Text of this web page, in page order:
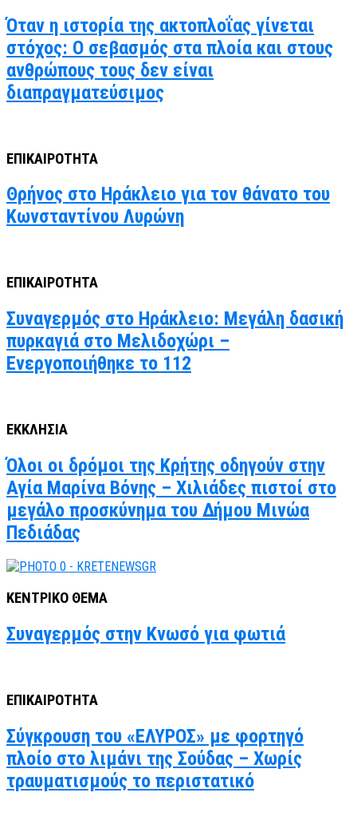
Όταν η ιστορία της ακτοπλοΐας γίνεται
στόχος: Ο σεβασμός στα πλοία και στους
ανθρώπους τους δεν είναι
διαπραγματεύσιμος
ΕΠΙΚΑΙΡΟΤΗΤΑ
Θρήνος στο Ηράκλειο για τον θάνατο του
Κωνσταντίνου Λυρώνη
ΕΠΙΚΑΙΡΟΤΗΤΑ
Συναγερμός στο Ηράκλειο: Μεγάλη δασική
πυρκαγιά στο Μελιδοχώρι –
Ενεργοποιήθηκε το 112
ΕΚΚΛΗΣΙΑ
Όλοι οι δρόμοι της Κρήτης οδηγούν στην
Αγία Μαρίνα Βόνης – Χιλιάδες πιστοί στο
μεγάλο προσκύνημα του Δήμου Μινώα
Πεδιάδας
ΚΕΝΤΡΙΚΟ ΘΕΜΑ
Συναγερμός στην Κνωσό για φωτιά
ΕΠΙΚΑΙΡΟΤΗΤΑ
Σύγκρουση του «ΕΛΥΡΟΣ» με φορτηγό
πλοίο στο λιμάνι της Σούδας – Χωρίς
τραυματισμούς το περιστατικό